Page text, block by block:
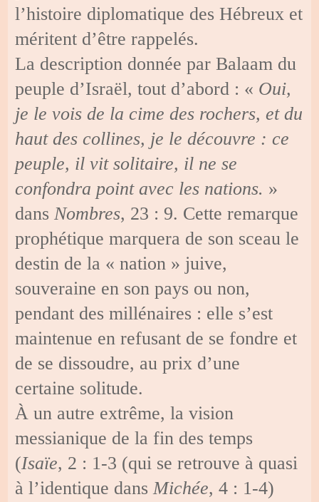
l’histoire diplomatique des Hébreux et
méritent d’être rappelés.
La description donnée par Balaam du
peuple d’Israël, tout d’abord : « Oui,
je le vois de la cime des rochers, et du
haut des collines, je le découvre : ce
peuple, il vit solitaire, il ne se
confondra point avec les nations. »
dansNombres, 23 : 9. Cette remarque
prophétique marquera de son sceau le
destin de la « nation » juive,
souveraine en son pays ou non,
pendant des millénaires : elle s’est
maintenue en refusant de se fondre et
de se dissoudre, au prix d’une
certaine solitude.
À un autre extrême, la vision
messianique de la fin des temps
(Isaïe, 2 : 1-3 (qui se retrouve à quasi
à l’identique dansMichée, 4 : 1-4)